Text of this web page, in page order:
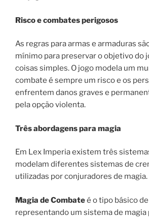
Risco e combates perigosos
As regras para armas e armaduras
mínimo para preservar o objetivo do
coisas simples. O jogo modela um
combate é sempre um risco e os
enfrentem danos graves e
pela opção violenta.
Três abordagens para magia
Em Lex Imperia existem três
modelam diferentes sistemas de
utilizadas por conjuradores de magia.
Magia de Combateé o tipo básico
representando um sistema de magia